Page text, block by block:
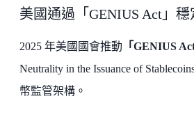
美國通過「GENIUS Act」
2025 年美國國會推動 「GENIUS Act
Neutrality in the Issuance of
幣監管架構。